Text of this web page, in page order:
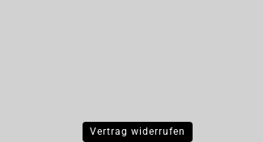
Vertrag widerrufen